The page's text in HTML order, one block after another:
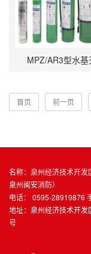
MPZ/AR3型水基
首页 前一页
名称：泉州经济技术开发
泉州闽安消防）
电话： 0595-28919876
地址：泉州经济技术开发
号